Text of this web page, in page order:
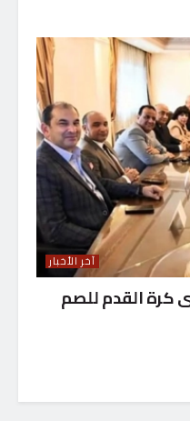
آخر الأخبار
كرة القدم للصم